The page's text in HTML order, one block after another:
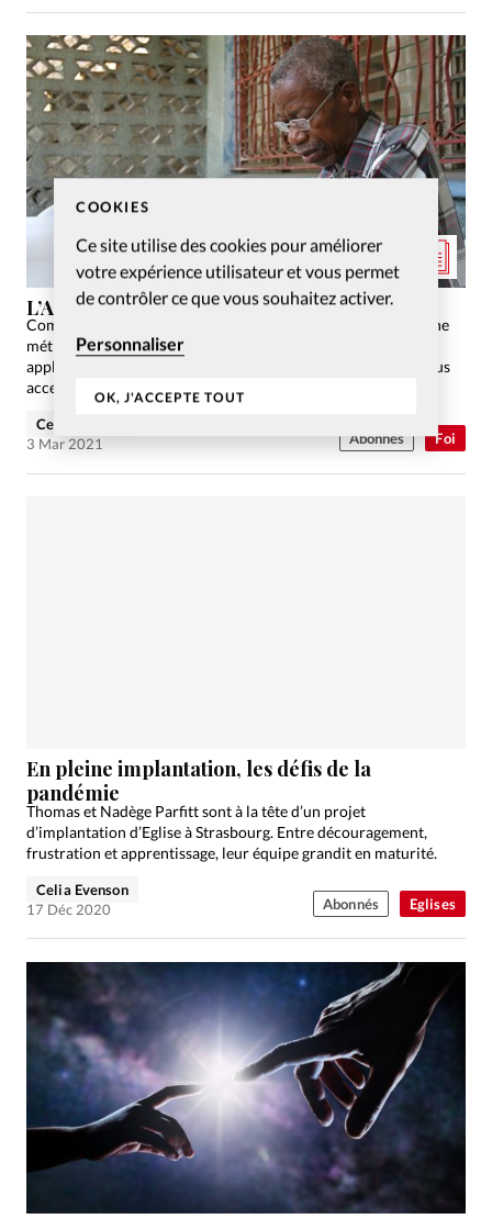
COOKIES
Ce site utilise des cookies pour améliorer
votre expérience utilisateur et vous permet
de contrôler ce que vous souhaitez activer.
Personnaliser
OK, J'ACCEPTE TOUT
Foi
L’Apocalypse, impossible à lire?
Comme les autres livres de la Bible, l’Apocalypse nécessite une
méthode de lecture pragmatique. Comprendre, analyser et
appliquer ce livre si mystérieux devient dès lors beaucoup plus
accessible.
Celia Evenson
3 Mar 2021
Abonnés
Eglises
En pleine implantation, les défis de la
pandémie
Thomas et Nadège Parfitt sont à la tête d’un projet
d’implantation d’Eglise à Strasbourg. Entre découragement,
frustration et apprentissage, leur équipe grandit en maturité.
Celia Evenson
17 Déc 2020
Abonnés